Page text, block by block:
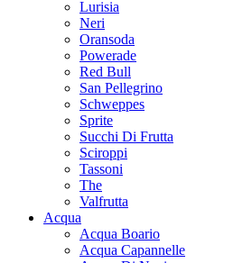
Lurisia
Neri
Oransoda
Powerade
Red Bull
San Pellegrino
Schweppes
Sprite
Succhi Di Frutta
Sciroppi
Tassoni
The
Valfrutta
Acqua
Acqua Boario
Acqua Capannelle